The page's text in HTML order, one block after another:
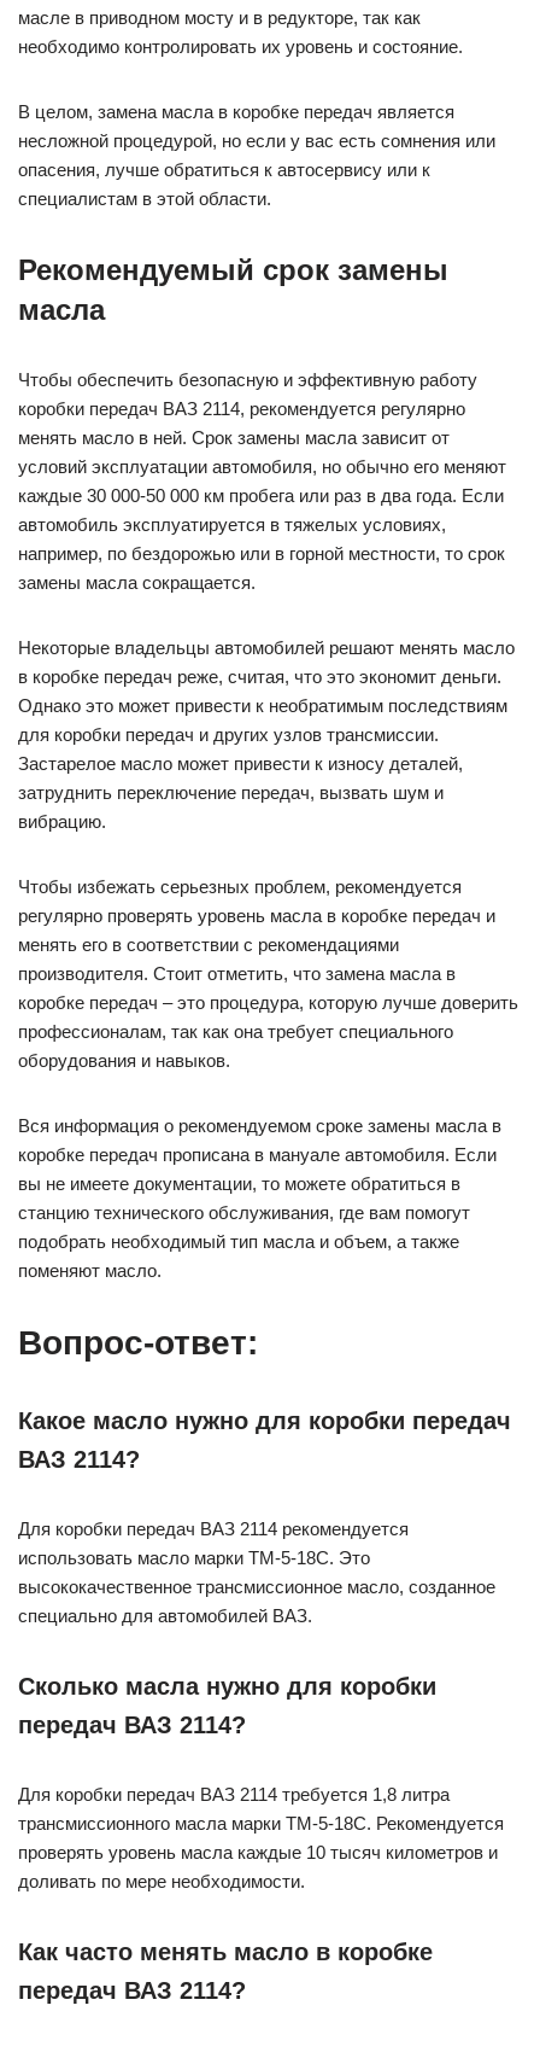
масле в приводном мосту и в редукторе, так как
необходимо контролировать их уровень и состояние.
В целом, замена масла в коробке передач является
несложной процедурой, но если у вас есть сомнения или
опасения, лучше обратиться к автосервису или к
специалистам в этой области.
Рекомендуемый срок замены
масла
Чтобы обеспечить безопасную и эффективную работу
коробки передач ВАЗ 2114, рекомендуется регулярно
менять масло в ней. Срок замены масла зависит от
условий эксплуатации автомобиля, но обычно его меняют
каждые 30 000-50 000 км пробега или раз в два года. Если
автомобиль эксплуатируется в тяжелых условиях,
например, по бездорожью или в горной местности, то срок
замены масла сокращается.
Некоторые владельцы автомобилей решают менять масло
в коробке передач реже, считая, что это экономит деньги.
Однако это может привести к необратимым последствиям
для коробки передач и других узлов трансмиссии.
Застарелое масло может привести к износу деталей,
затруднить переключение передач, вызвать шум и
вибрацию.
Чтобы избежать серьезных проблем, рекомендуется
регулярно проверять уровень масла в коробке передач и
менять его в соответствии с рекомендациями
производителя. Стоит отметить, что замена масла в
коробке передач – это процедура, которую лучше доверить
профессионалам, так как она требует специального
оборудования и навыков.
Вся информация о рекомендуемом сроке замены масла в
коробке передач прописана в мануале автомобиля. Если
вы не имеете документации, то можете обратиться в
станцию технического обслуживания, где вам помогут
подобрать необходимый тип масла и объем, а также
поменяют масло.
Вопрос-ответ:
Какое масло нужно для коробки передач
ВАЗ 2114?
Для коробки передач ВАЗ 2114 рекомендуется
использовать масло марки ТМ-5-18С. Это
высококачественное трансмиссионное масло, созданное
специально для автомобилей ВАЗ.
Сколько масла нужно для коробки
передач ВАЗ 2114?
Для коробки передач ВАЗ 2114 требуется 1,8 литра
трансмиссионного масла марки ТМ-5-18С. Рекомендуется
проверять уровень масла каждые 10 тысяч километров и
доливать по мере необходимости.
Как часто менять масло в коробке
передач ВАЗ 2114?